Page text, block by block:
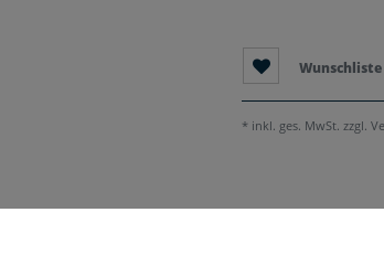
Wunschliste
* inkl. ges. MwSt. zzgl.